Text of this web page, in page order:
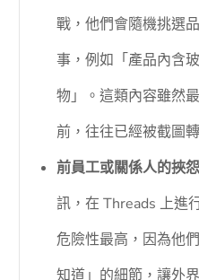
戰，他們會隨機挑選
事，例如「產品內含
物」。這類內容雖然
前，往往已經被截圖
前員工或關係人的挾
訊，在 Threads 上進
危險性最高，因為他
知道」的細節，讓外